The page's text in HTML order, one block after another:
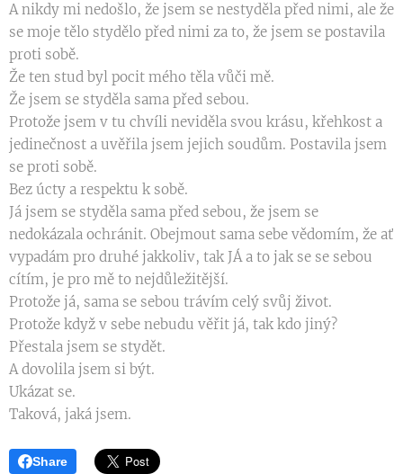
A nikdy mi nedošlo, že jsem se nestyděla před nimi, ale že
se moje tělo stydělo před nimi za to, že jsem se postavila
proti sobě.
Že ten stud byl pocit mého těla vůči mě.
Že jsem se styděla sama před sebou.
Protože jsem v tu chvíli neviděla svou krásu, křehkost a
jedinečnost a uvěřila jsem jejich soudům. Postavila jsem
se proti sobě.
Bez úcty a respektu k sobě.
Já jsem se styděla sama před sebou, že jsem se
nedokázala ochránit. Obejmout sama sebe vědomím, že ať
vypadám pro druhé jakkoliv, tak JÁ a to jak se se sebou
cítím, je pro mě to nejdůležitější.
Protože já, sama se sebou trávím celý svůj život.
Protože když v sebe nebudu věřit já, tak kdo jiný?
Přestala jsem se stydět.
A dovolila jsem si být.
Ukázat se.
Taková, jaká jsem.
Share